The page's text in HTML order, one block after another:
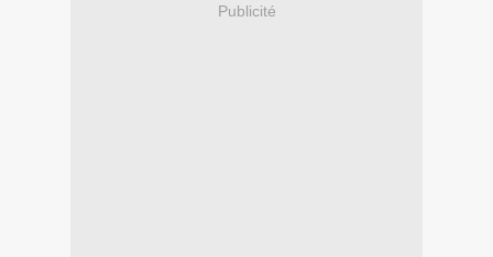
Publicité